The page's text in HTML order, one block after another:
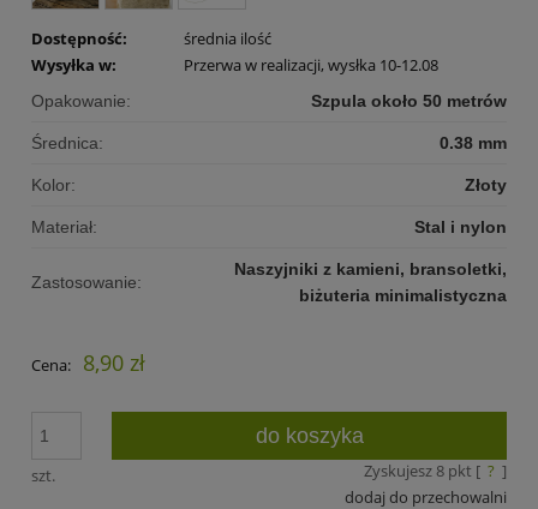
Dostępność:
średnia ilość
Wysyłka w:
Przerwa w realizacji, wysłka 10-12.08
Opakowanie: Szpula około 50 metrów
Średnica: 0.38 mm
Kolor: Złoty
Materiał: Stal i nylon
Zastosowanie:
Naszyjniki z kamieni, bransoletki,
biżuteria minimalistyczna
Cena: 8,90 zł
szt.
do koszyka
Zyskujesz 8pkt [ ? ]
dodaj do przechowalni